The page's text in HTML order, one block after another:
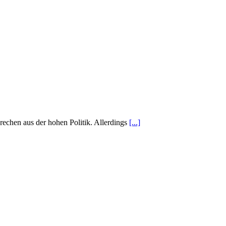
aus der hohen Politik. Allerdings [...]